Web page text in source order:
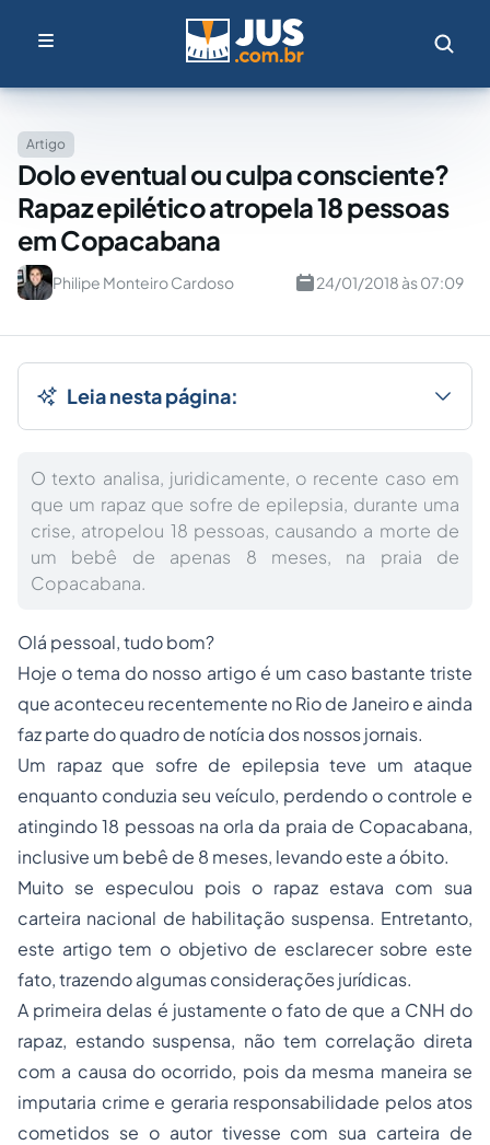
Artigo
Dolo eventual ou culpa consciente?
Rapaz epilético atropela 18 pessoas
em Copacabana
Philipe Monteiro Cardoso 24/01/2018 às 07:09
Leia nesta página:
O texto analisa, juridicamente, o recente caso em
que um rapaz que sofre de epilepsia, durante uma
crise, atropelou 18 pessoas, causando a morte de
um bebê de apenas 8 meses, na praia de
Copacabana.
Olá pessoal, tudo bom?
Hoje o tema do nosso artigo é um caso bastante triste
que aconteceu recentemente no Rio de Janeiro e ainda
faz parte do quadro de notícia dos nossos jornais.
Um rapaz que sofre de epilepsia teve um ataque
enquanto conduzia seu veículo, perdendo o controle e
atingindo 18 pessoas na orla da praia de Copacabana,
inclusive um bebê de 8 meses, levando este a óbito.
Muito se especulou pois o rapaz estava com sua
carteira nacional de habilitação suspensa. Entretanto,
este artigo tem o objetivo de esclarecer sobre este
fato, trazendo algumas considerações jurídicas.
A primeira delas é justamente o fato de que a CNH do
rapaz, estando suspensa, não tem correlação direta
com a causa do ocorrido, pois da mesma maneira se
imputaria crime e geraria responsabilidade pelos atos
cometidos se o autor tivesse com sua carteira de